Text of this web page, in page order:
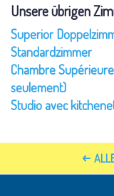
Unsere übrigen
Superior
Standardzimmer
Chambre
seulement)
Studio avec